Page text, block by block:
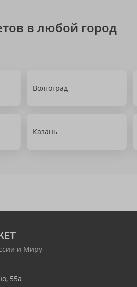
в любой город
Волгоград
Казань
и Миру
55а